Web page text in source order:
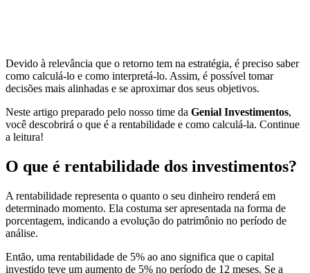
Devido à relevância que o retorno tem na estratégia, é preciso saber
como calculá-lo e como interpretá-lo. Assim, é possível tomar
decisões mais alinhadas e se aproximar dos seus objetivos.
Neste artigo preparado pelo nosso time da Genial Investimentos,
você descobrirá o que é a rentabilidade e como calculá-la. Continue
a leitura!
O que é rentabilidade dos investimentos?
A rentabilidade representa o quanto o seu dinheiro renderá em
determinado momento. Ela costuma ser apresentada na forma de
porcentagem, indicando a evolução do patrimônio no período de
análise.
Então, uma rentabilidade de 5% ao ano significa que o capital
investido teve um aumento de 5% no período de 12 meses. Se a